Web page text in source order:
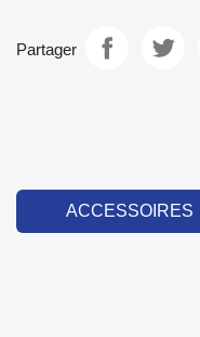
Partager
ACCESSOIRES